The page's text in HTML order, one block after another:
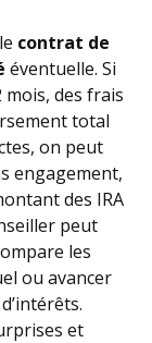
contrat de
éventuelle. Si
des frais
total
on peut
engagement,
des IRA
peut
les
ou avancer
et